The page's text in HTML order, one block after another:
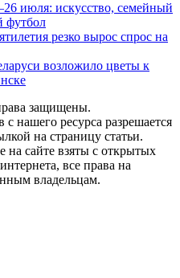
июля: искусство, семейный
футбол
резко вырос спрос на
возложило цветы к
защищены.
нашего ресурса разрешается
на страницу статьи.
на сайте взяты с открытых
все права на
владельцам.